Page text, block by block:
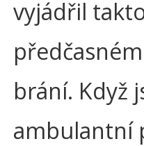
vyjádřil
brání. Když
ambulantní